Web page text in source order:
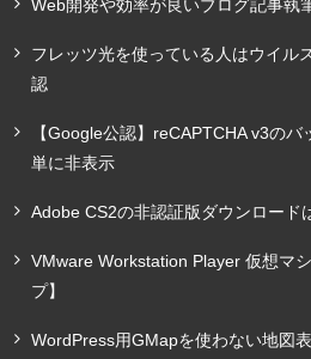
Web開発や効率が良いブログ記事執
フレッツ光を使っている人はウイル
認
【Google公認】reCAPTCHA v3の
単に非表示
Adobe CS2の非認証版ダウンロード
VMware Workstation Player 仮想マ
プ】
WordPress用GMapを使わない地図